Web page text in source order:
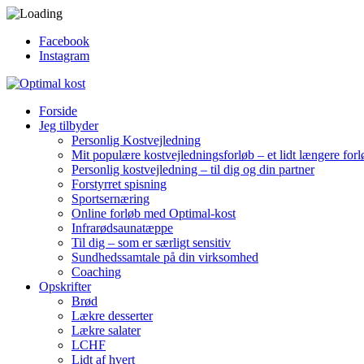
Facebook
Instagram
Forside
Jeg tilbyder
Personlig Kostvejledning
Mit populære kostvejledningsforløb – et lidt længere
Personlig kostvejledning – til dig og din partner
Forstyrret spisning
Sportsernæring
Online forløb med Optimal-kost
Infrarødsaunatæppe
Til dig – som er særligt sensitiv
Sundhedssamtale på din virksomhed
Coaching
Opskrifter
Brød
Lækre desserter
Lækre salater
LCHF
Lidt af hvert